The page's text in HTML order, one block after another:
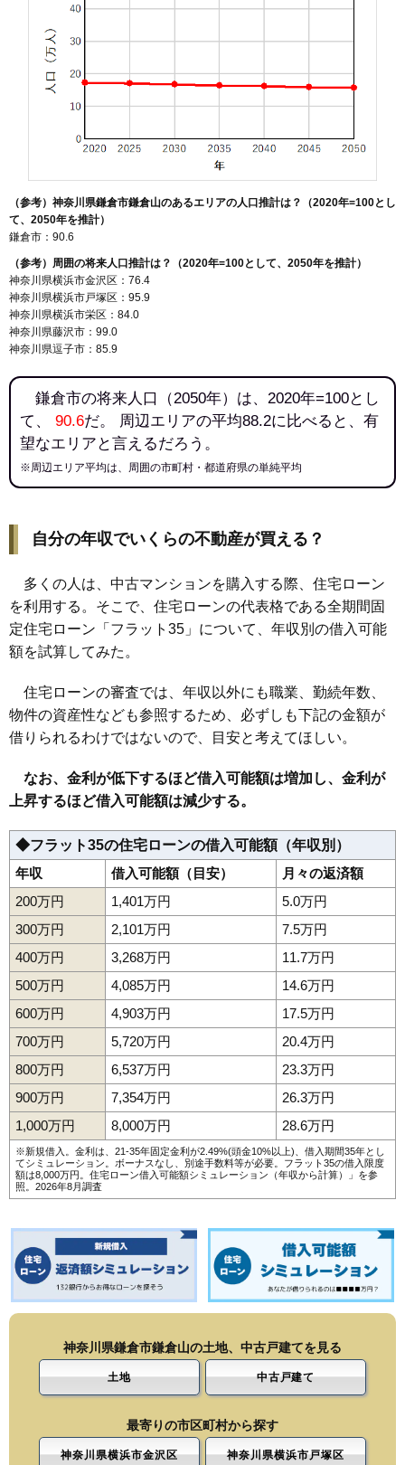
（参考）神奈川県鎌倉市鎌倉山のあるエリアの人口推計は？（2020年=100とし
て、2050年を推計）
鎌倉市：90.6
（参考）周囲の将来人口推計は？（2020年=100として、2050年を推計）
神奈川県横浜市金沢区：76.4
神奈川県横浜市戸塚区：95.9
神奈川県横浜市栄区：84.0
神奈川県藤沢市：99.0
神奈川県逗子市：85.9
鎌倉市の将来人口（2050年）は、2020年=100とし
て、 90.6だ。 周辺エリアの平均88.2に比べると、有
望なエリアと言えるだろう。
※周辺エリア平均は、周囲の市町村・都道府県の単純平均
自分の年収でいくらの不動産が買える？
多くの人は、中古マンションを購入する際、住宅ローン
を利用する。そこで、住宅ローンの代表格である全期間固
定住宅ローン「フラット35」について、年収別の借入可能
額を試算してみた。
住宅ローンの審査では、年収以外にも職業、勤続年数、
物件の資産性なども参照するため、必ずしも下記の金額が
借りられるわけではないので、目安と考えてほしい。
なお、金利が低下するほど借入可能額は増加し、金利が
上昇するほど借入可能額は減少する。
◆フラット35の住宅ローンの借入可能額（年収別）
年収
借入可能額（目安）
月々の返済額
200万円
1,401万円
5.0万円
300万円
2,101万円
7.5万円
400万円
3,268万円
11.7万円
500万円
4,085万円
14.6万円
600万円
4,903万円
17.5万円
700万円
5,720万円
20.4万円
800万円
6,537万円
23.3万円
900万円
7,354万円
26.3万円
1,000万円
8,000万円 28.6万円
※新規借入。金利は、21-35年固定金利が2.49%(頭金10%以上)、借入期間35年とし
てシミュレーション。ボーナスなし、別途手数料等が必要。フラット35の借入限度
額は8,000万円。 住宅ローン借入可能額シミュレーション（年収から計算）
」を参
照。2026年8月調査
神奈川県鎌倉市鎌倉山の土地、中古戸建てを見る
土地 中古戸建て
最寄りの市区町村から探す
神奈川県横浜市金沢区 神奈川県横浜市戸塚区